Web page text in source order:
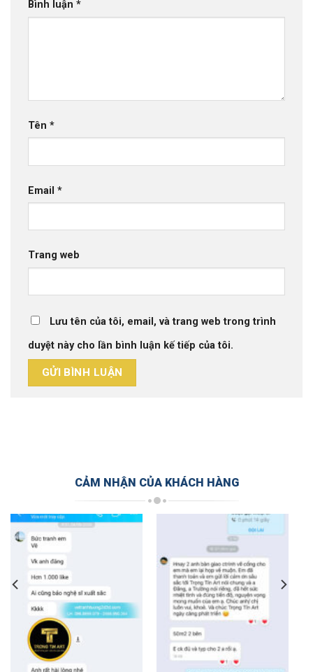
Bình luận *
Tên *
Email *
Trang web
Lưu tên của tôi, email, và trang web trong trình
duyệt này cho lần bình luận kế tiếp của tôi.
CẢM NHẬN CỦA KHÁCH HÀNG